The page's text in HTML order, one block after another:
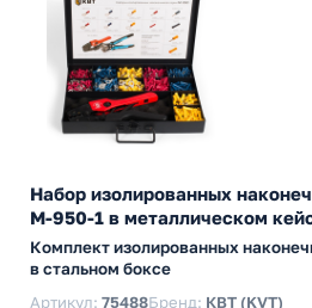
Набор изолированных
М-950-1 в металлическом
Комплект изолированных
в стальном боксе
Артикул: 75488Бренд: КВТ (KVT)